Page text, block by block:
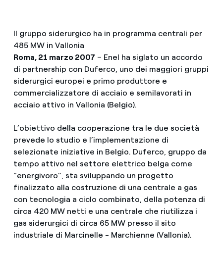
Il gruppo siderurgico ha in programma centrali per
485 MW in Vallonia
Roma, 21 marzo 2007 – Enel ha siglato un accordo
di partnership con Duferco, uno dei maggiori gruppi
siderurgici europei e primo produttore e
commercializzatore di acciaio e semilavorati in
acciaio attivo in Vallonia (Belgio).
L’obiettivo della cooperazione tra le due società
prevede lo studio e l’implementazione di
selezionate iniziative in Belgio. Duferco, gruppo da
tempo attivo nel settore elettrico belga come
“energivoro”, sta sviluppando un progetto
finalizzato alla costruzione di una centrale a gas
con tecnologia a ciclo combinato, della potenza di
circa 420 MW netti e una centrale che riutilizza i
gas siderurgici di circa 65 MW presso il sito
industriale di Marcinelle - Marchienne (Vallonia).